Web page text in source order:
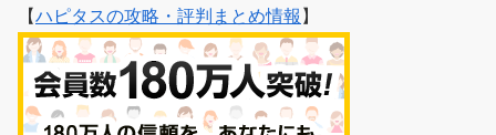
【ハピタスの攻略・評判まとめ情報 】